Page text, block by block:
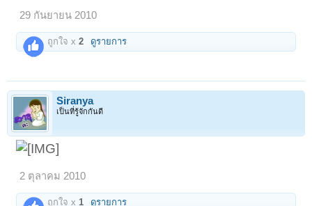
29 กันยายน 2010
ถูกใจ x2 ดูรายการ
Siranya
เป็นที่รู้จักกันดี
2 ตุลาคม 2010
ถูกใจ x1 ดูรายการ